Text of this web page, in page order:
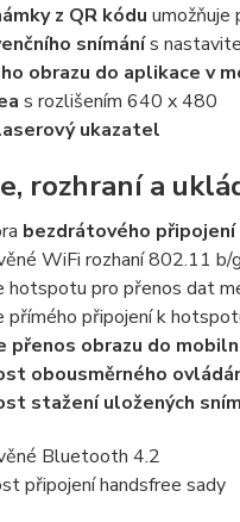
z QR kódu
snímánís
obrazu do aplikace v
s rozlišením 640 x 480
ukazatel
rozhraní a
bezdrátového připojení
WiFi rozhaní 802.11 b/
hotspotu pro přenos dat
přímého připojení k
přenos obrazu do
obousměrného
stažení uložených
Bluetooth 4.2
připojení handsfree sady